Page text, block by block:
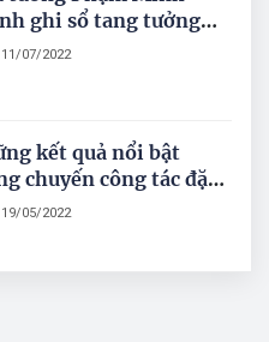
ghi sổ tang tưởng
cựu Thủ tướng Nhật
11/07/2022
kết quả nổi bật
chuyến công tác đặc
'ba trong một' của Thủ
19/05/2022